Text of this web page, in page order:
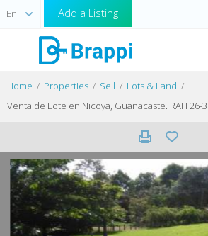
Add a Listing
Home Properties Sell
Lots & Land
Venta de Lote en Nicoya, Guanacaste. RAH 26-